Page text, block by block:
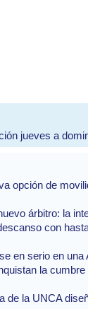
jueves a
opción de
árbitro: la
con
en serio en una
la
de la UNCA